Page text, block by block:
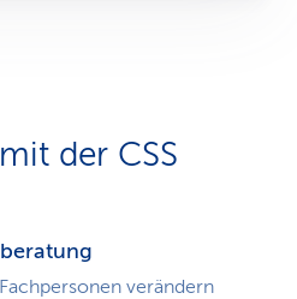
der CSS
verändern